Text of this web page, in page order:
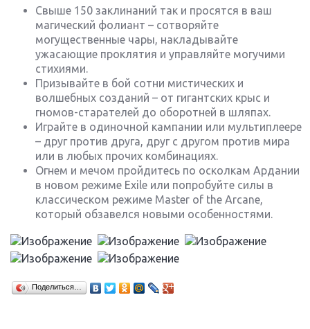
Свыше 150 заклинаний так и просятся в ваш
магический фолиант – сотворяйте
могущественные чары, накладывайте
ужасающие проклятия и управляйте могучими
стихиями.
Призывайте в бой сотни мистических и
волшебных созданий – от гигантских крыс и
гномов-старателей до оборотней в шляпах.
Играйте в одиночной кампании или мультиплеере
– друг против друга, друг с другом против мира
или в любых прочих комбинациях.
Огнем и мечом пройдитесь по осколкам Ардании
в новом режиме Exile или попробуйте силы в
классическом режиме Master of the Arcane,
который обзавелся новыми особенностями.
Поделиться…